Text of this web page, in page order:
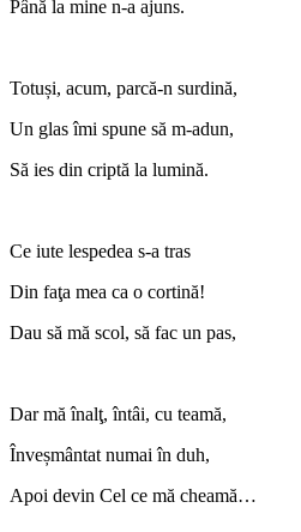
Până la mine n-a ajuns.
Totuși, acum, parcă-n surdină,
Un glas îmi spune să m-adun,
Să ies din criptă la lumină.
Ce iute lespedea s-a tras
Din faţa mea ca o cortină!
Dau să mă scol, să fac un pas,
Dar mă înalţ, întâi, cu teamă,
Înveșmântat numai în duh,
Apoi devin Cel ce mă cheamă…